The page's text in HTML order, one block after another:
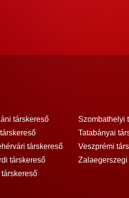
társkereső
társkereső
társkereső
Szombathelyi
Tatabányai
Veszprémi